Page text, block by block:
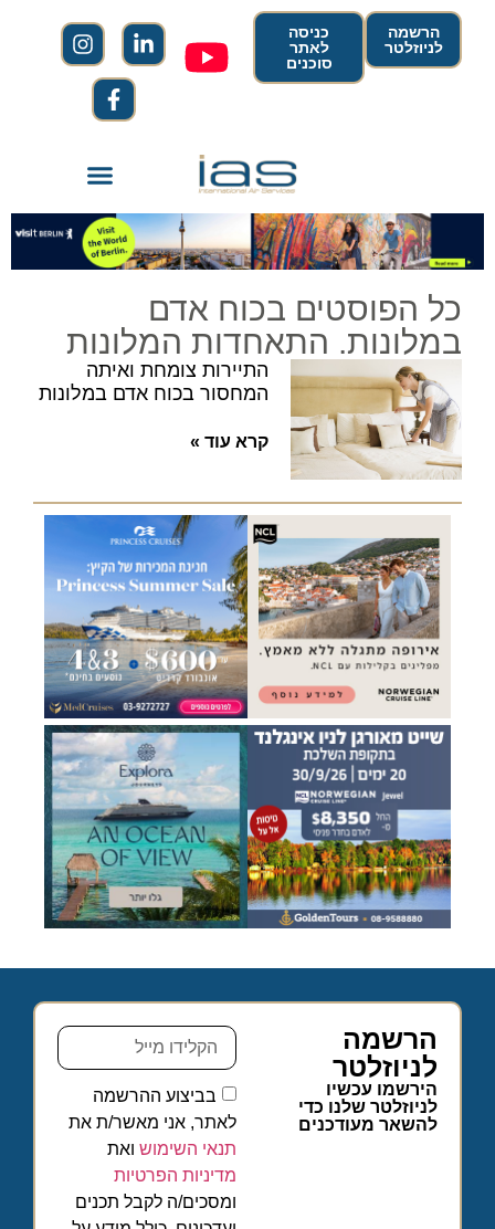
הרשמה
לניוזלטר
כניסה
לאתר
סוכנים
כל הפוסטים בכוח אדם
במלונות. התאחדות המלונות
התיירות צומחת ואיתה
המחסור בכוח אדם במלונות
קרא עוד »
הרשמה
לניוזלטר
הירשמו עכשיו
לניוזלטר שלנו כדי
להשאר מעודכנים
בביצוע ההרשמה
לאתר, אני מאשר/ת את
תנאי השימוש ואת
מדיניות הפרטיות
ומסכים/ה לקבל תכנים